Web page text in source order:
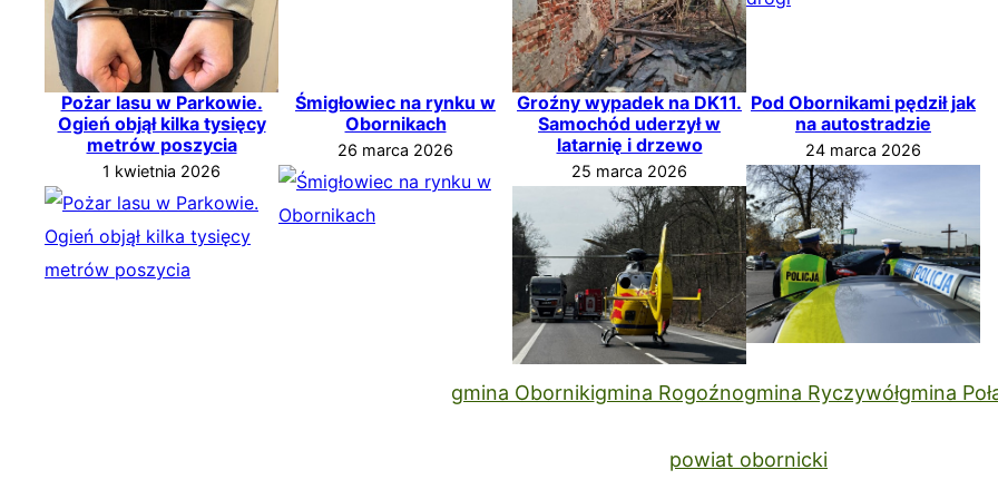
Pożar lasu w Parkowie.
Ogień objął kilka tysięcy
metrów poszycia
1 kwietnia 2026
Śmigłowiec na rynku w
Obornikach
26 marca 2026
Groźny wypadek na DK11.
Samochód uderzył w
latarnię i drzewo
25 marca 2026
Pod Obornikami pędził jak
na autostradzie
24 marca 2026
gmina Obornikigmina Rogoźnogmina Ryczywółgmina
powiat obornicki